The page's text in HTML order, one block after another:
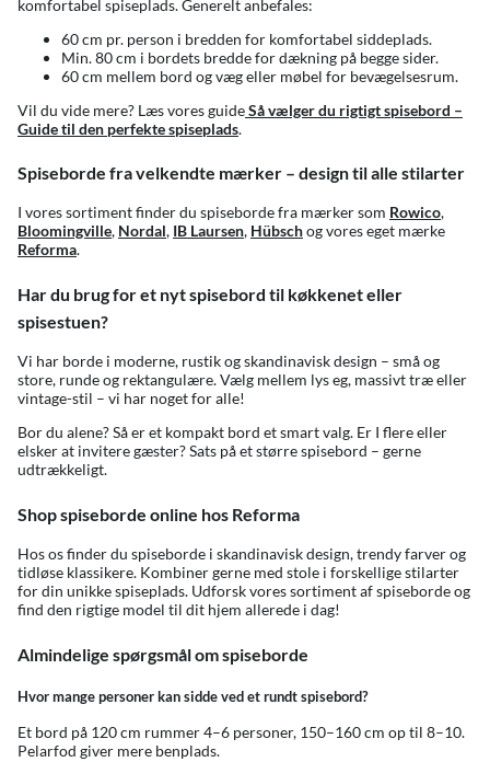
komfortabel spiseplads. Generelt anbefales:
60 cm pr. person i bredden for komfortabel siddeplads.
Min. 80 cm i bordets bredde for dækning på begge sider.
60 cm mellem bord og væg eller møbel for bevægelsesrum.
Vil du vide mere? Læs vores guideSå vælger du rigtigt spisebord –
Guide til den perfekte spiseplads.
Spiseborde fra velkendte mærker – design til alle stilarter
I vores sortiment finder du spiseborde fra mærker som Rowico,
Bloomingville, Nordal, IB Laursen, Hübschog vores eget mærke
Reforma.
Har du brug for et nyt spisebord til køkkenet eller
spisestuen?
Vi har borde i moderne, rustik og skandinavisk design – små og
store, runde og rektangulære. Vælg mellem lys eg, massivt træ eller
vintage-stil – vi har noget for alle!
Bor du alene? Så er et kompakt bord et smart valg. Er I flere eller
elsker at invitere gæster? Sats på et større spisebord – gerne
udtrækkeligt.
Shop spiseborde online hos Reforma
Hos os finder du spiseborde i skandinavisk design, trendy farver og
tidløse klassikere. Kombiner gerne med stole i forskellige stilarter
for din unikke spiseplads. Udforsk vores sortiment af spiseborde og
find den rigtige model til dit hjem allerede i dag!
Almindelige spørgsmål om spiseborde
Hvor mange personer kan sidde ved et rundt spisebord?
Et bord på 120 cm rummer 4–6 personer, 150–160 cm op til 8–10.
Pelarfod giver mere benplads.